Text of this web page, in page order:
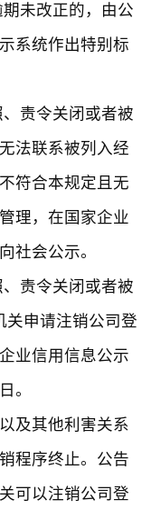
未改正的，由公
系统作出特别标
责令关闭或者被
法联系被列入经
符合本规定且无
理，在国家企业
社会公示。
责令关闭或者被
关申请注销公司登
业信用信息公示
。
及其他利害关系
程序终止。公告
可以注销公司登